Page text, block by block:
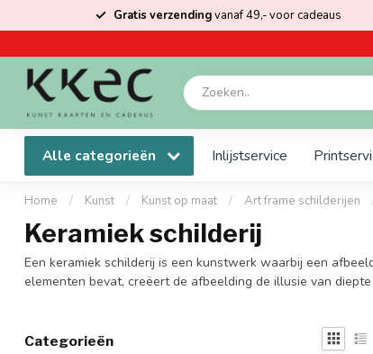
Gratis verzendingvanaf 49,- voor cadeaus
Alle categorieën Inlijstservice
Home / Kunst / Kunst op maat / Art frame schilderijen
Keramiek schilderij
Een keramiek schilderij is een kunstwerk waarbij een
elementen bevat, creëert de afbeelding de illusie van
Categorieën